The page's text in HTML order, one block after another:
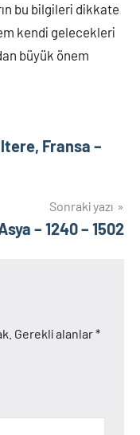
bu bilgileri dikkate
kendi gelecekleri
büyük önem
Fransa –
Sonraki yazı
– 1240 – 1502
Gerekli alanlar*